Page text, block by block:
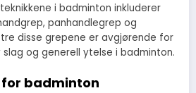
i badminton inkluderer
panhandlegrep og
disse grepene er avgjørende for
og generell ytelse i badminton.
badminton